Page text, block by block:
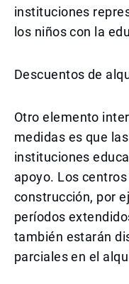
instituciones
los niños con la
Descuentos de
Otro elemento
medidas es que
instituciones
apoyo. Los
construcción, por
períodos
también estarán
parciales en el